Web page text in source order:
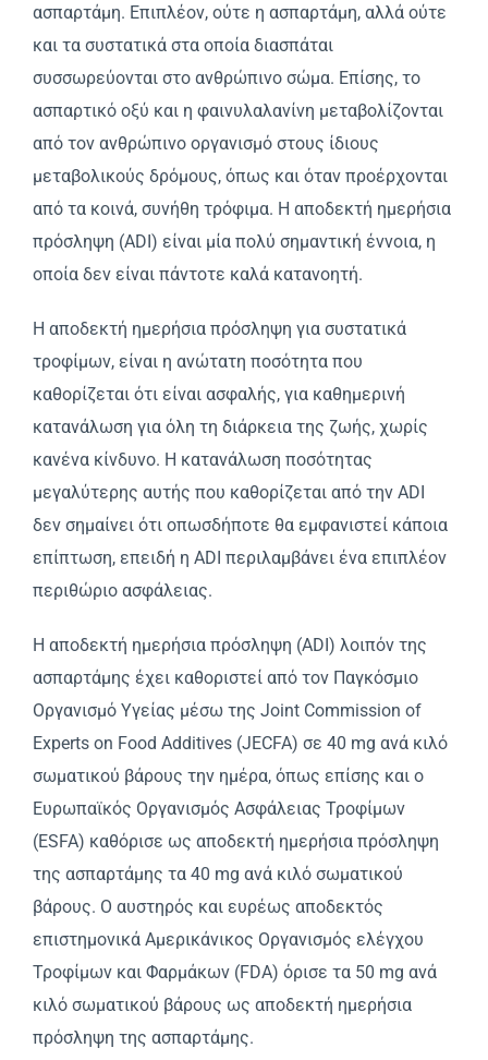
ασπαρτάμη. Επιπλέον, ούτε η ασπαρτάμη, αλλά ούτε
και τα συστατικά στα οποία διασπάται
συσσωρεύονται στο ανθρώπινο σώμα. Επίσης, το
ασπαρτικό οξύ και η φαινυλαλανίνη μεταβολίζονται
από τον ανθρώπινο οργανισμό στους ίδιους
μεταβολικούς δρόμους, όπως και όταν προέρχονται
από τα κοινά, συνήθη τρόφιμα. Η αποδεκτή ημερήσια
πρόσληψη (ADI) είναι μία πολύ σημαντική έννοια, η
οποία δεν είναι πάντοτε καλά κατανοητή.
Η αποδεκτή ημερήσια πρόσληψη για συστατικά
τροφίμων, είναι η ανώτατη ποσότητα που
καθορίζεται ότι είναι ασφαλής, για καθημερινή
κατανάλωση για όλη τη διάρκεια της ζωής, χωρίς
κανένα κίνδυνο. Η κατανάλωση ποσότητας
μεγαλύτερης αυτής που καθορίζεται από την ADI
δεν σημαίνει ότι οπωσδήποτε θα εμφανιστεί κάποια
επίπτωση, επειδή η ADI περιλαμβάνει ένα επιπλέον
περιθώριο ασφάλειας.
Η αποδεκτή ημερήσια πρόσληψη (ADI) λοιπόν της
ασπαρτάμης έχει καθοριστεί από τον Παγκόσμιο
Οργανισμό Υγείας μέσω της Joint Commission of
Experts on Food Additives (JECFA) σε 40 mg ανά κιλό
σωματικού βάρους την ημέρα, όπως επίσης και ο
Ευρωπαϊκός Οργανισμός Ασφάλειας Τροφίμων
(ESFA) καθόρισε ως αποδεκτή ημερήσια πρόσληψη
της ασπαρτάμης τα 40 mg ανά κιλό σωματικού
βάρους. Ο αυστηρός και ευρέως αποδεκτός
επιστημονικά Αμερικάνικος Οργανισμός ελέγχου
Τροφίμων και Φαρμάκων (FDA) όρισε τα 50 mg ανά
κιλό σωματικού βάρους ως αποδεκτή ημερήσια
πρόσληψη της ασπαρτάμης.